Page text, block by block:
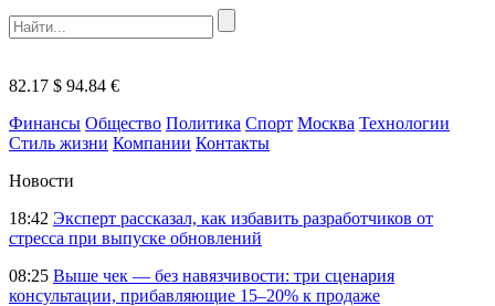
82.17 $ 94.84 €
Финансы Общество Политика Спорт Москва Технологии
Стиль жизни Компании Контакты
Новости
18:42 Эксперт рассказал, как избавить разработчиков от
стресса при выпуске обновлений
08:25 Выше чек — без навязчивости: три сценария
консультации, прибавляющие 15–20% к продаже